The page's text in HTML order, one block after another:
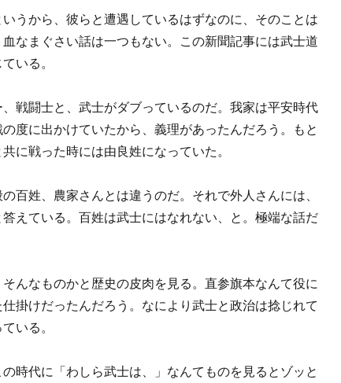
うから、彼らと遭遇しているはずなのに、そのことは
なまぐさい話は一つもない。この新聞記事には武士道
いる。
戦闘士と、武士がダブっているのだ。我家は平安時代
度に出かけていたから、義理があったんだろう。もと
に戦った時には由良姓になっていた。
百姓、農家さんとは違うのだ。それで外人さんには、
えている。百姓は武士にはなれない、と。極端な話だ
んなものかと歴史の皮肉を見る。直参旗本なんて役に
掛けだったんだろう。なにより武士と政治は捻じれて
いる。
時代に「わしら武士は、」なんてものを見るとゾッと